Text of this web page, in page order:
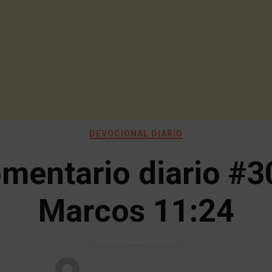
DEVOCIONAL DIARIO
diario
Marcos 11:24